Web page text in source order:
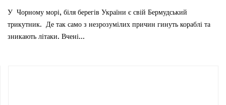
У Чорному морі, біля берегів України є свій Бермудський
трикутник. Де так само з незрозумілих причин гинуть кораблі та
зникають літаки. Вчені...